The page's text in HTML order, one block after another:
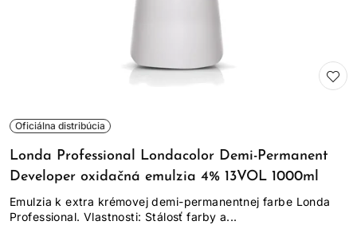
Oficiálna distribúcia
Londa Professional Londacolor Demi-Permanent
Developer oxidačná emulzia 4% 13VOL 1000ml
Emulzia k extra krémovej demi-permanentnej farbe Londa
Professional. Vlastnosti: Stálosť farby a...